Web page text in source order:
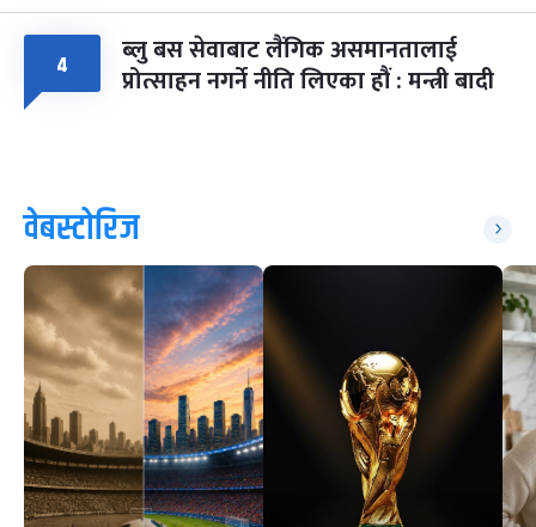
४ ब्लु बस सेवाबाट लैंगिक असमानतालाई
प्रोत्साहन नगर्ने नीति लिएका हौं : मन्त्री बादी
वेबस्टोरिज